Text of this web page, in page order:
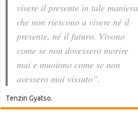
vivere il presente in tale maniera
che non riescono a vivere né il
presente, né il futuro. Vivono
come se non dovessero morire
mai e muoiono come se non
avessero mai vissuto”.
Tenzin Gyatso.